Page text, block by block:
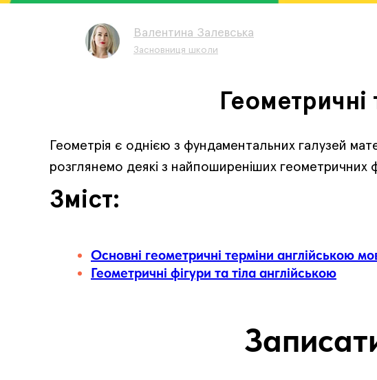
Валентина Залевська
Засновниця школи
Геометрія є однією з фундаментальних галузей
розглянемо деякі з найпоширеніших геометричних
Зміст:
Основні геометричні терміни англійською
Геометричні фігури та тіла англійською